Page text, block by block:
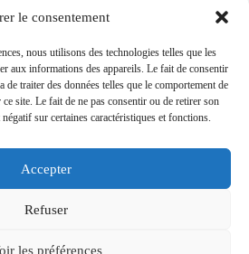
le consentement
nous utilisons des technologies telles que les
aux informations des appareils. Le fait de consentir
de traiter des données telles que le comportement de
site. Le fait de ne pas consentir ou de retirer son
sur certaines caractéristiques et fonctions.
Accepter
Refuser
les préférences